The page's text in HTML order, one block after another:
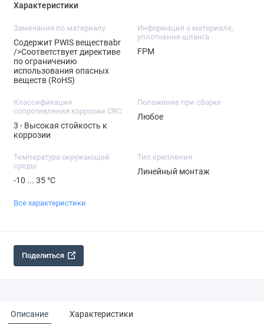
Характеристики
Замечания по материалу
Содержит PWIS веществаbr
/>Соответствует директиве
по ограничению
использования опасных
веществ (RoHS)
Информация о материале,
уплотнения шланга
FPM
Классификация
сопротивления коррозии CRC
3 - Высокая стойкость к
коррозии
Положение при сборке
Любое
Температура окружающей
среды
-10 ... 35 °C
Тип крепления
Линейный монтаж
Все характеристики
Поделиться
Описание Характеристики